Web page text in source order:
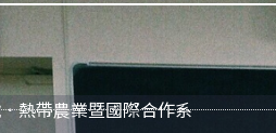
熱帶農業暨國際合作系